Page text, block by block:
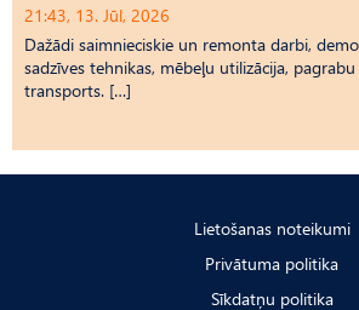
21:43, 13. Jūl, 2026
Dažādi saimnieciskie un remonta darbi,
sadzīves tehnikas, mēbeļu utilizācija,
transports. […]
Lietošanas noteikumi
Privātuma politika
Sīkdatņu politika